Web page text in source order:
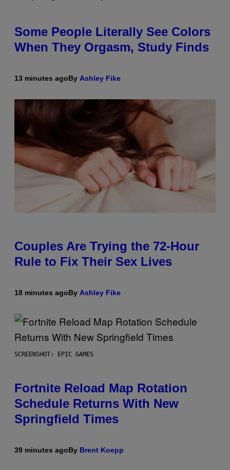
Some People Literally See Colors
When They Orgasm, Study Finds
13 minutes agoBy Ashley Fike
Couples Are Trying the 72-Hour
Rule to Fix Their Sex Lives
18 minutes agoBy Ashley Fike
SCREENSHOT: EPIC GAMES
Fortnite Reload Map Rotation
Schedule Returns With New
Springfield Times
39 minutes agoBy Brent Koepp